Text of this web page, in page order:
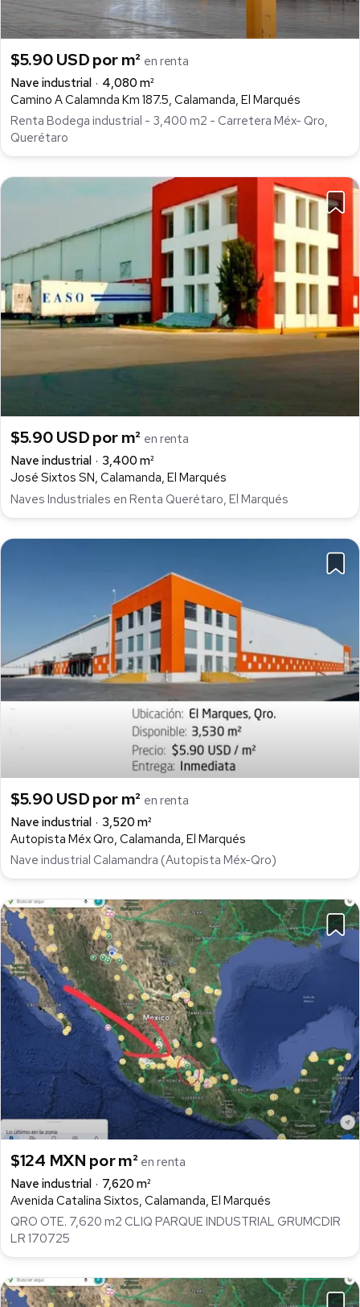
$5.90 USD por m² en renta
Nave industrial
4,080 m²
Camino A Calamnda Km 187.5, Calamanda, El Marqués
Renta Bodega industrial - 3,400 m2 - Carretera Méx- Qro,
Querétaro
$5.90 USD por m² en renta
Nave industrial
3,400 m²
José Sixtos SN, Calamanda, El Marqués
Naves Industriales en Renta Querétaro, El Marqués
$5.90 USD por m² en renta
Nave industrial
3,520 m²
Autopista Méx Qro, Calamanda, El Marqués
Nave industrial Calamandra (Autopista Méx-Qro)
$124 MXN por m² en renta
Nave industrial
7,620 m²
Avenida Catalina Sixtos, Calamanda, El Marqués
QRO OTE. 7,620 m2 CLIQ PARQUE INDUSTRIAL GRUMCDIR
LR 170725